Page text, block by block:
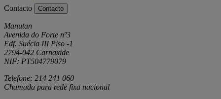
Contacto Contacto
Manutan
Avenida do Forte nº3
Edf. Suécia III Piso -1
2794-042 Carnaxide
NIF: PT504779079
Telefone: 214 241 060
Chamada para rede fixa nacional